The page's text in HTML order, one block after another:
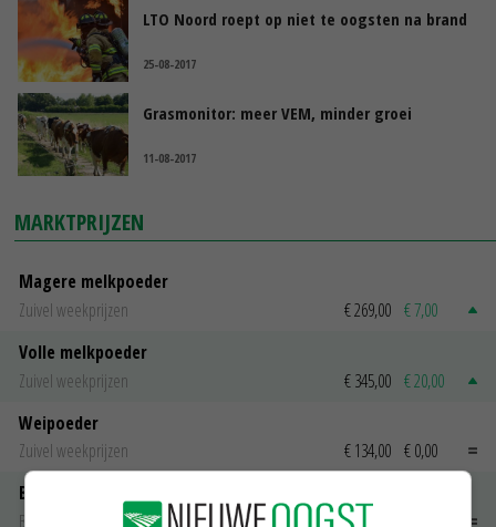
LTO Noord roept op niet te oogsten na brand
25-08-2017
Grasmonitor: meer VEM, minder groei
11-08-2017
MARKTPRIJZEN
Magere melkpoeder
Zuivel weekprijzen
€ 269,00 € 7,00
Volle melkpoeder
Zuivel weekprijzen
€ 345,00 € 20,00
Weipoeder
Zuivel weekprijzen
€ 134,00 € 0,00
Boeren Gouda 12 kg
Boerenkaas